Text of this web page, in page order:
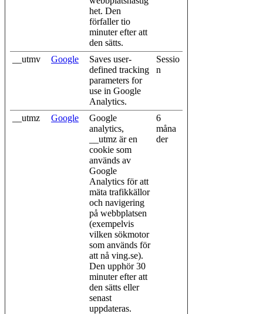
het. Den
förfaller tio
minuter efter att
den sätts.
__utmv Google
Saves user-
defined tracking
parameters for
use in Google
Analytics.
Sessio
n
__utmz Google
Google
analytics,
__utmz är en
cookie som
används av
Google
Analytics för att
mäta trafikkällor
och navigering
på webbplatsen
(exempelvis
vilken sökmotor
som används för
att nå ving.se).
Den upphör 30
minuter efter att
den sätts eller
senast
uppdateras.
6
måna
der